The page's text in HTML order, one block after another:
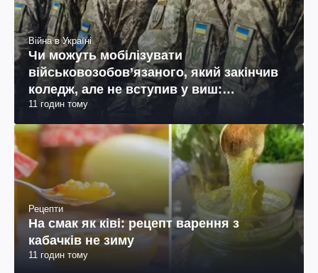
Війна в Україні
Чи можуть мобілізувати
військовозобов’язаного, який закінчив
коледж, але не вступив у виш:
пояснення юриста
11 годин тому
Рецепти
На смак як ківі: рецепт варення з
кабачків не зиму
11 годин тому